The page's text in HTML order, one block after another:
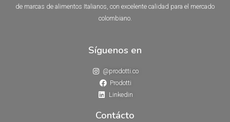
de marcas de alimentos Italianos, con excelente calidad para el mercado
colombiano.
Síguenos en
@prodotti.co
Prodotti
Linkedin
Contácto